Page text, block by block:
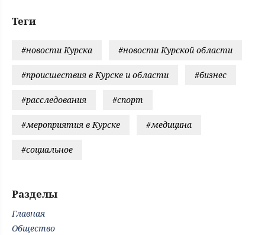
Теги
#новости Курска #новости Курской области
#происшествия в Курске и области #бизнес
#расследования #спорт
#мероприятия в Курске #медицина
#социальное
Разделы
Главная
Общество